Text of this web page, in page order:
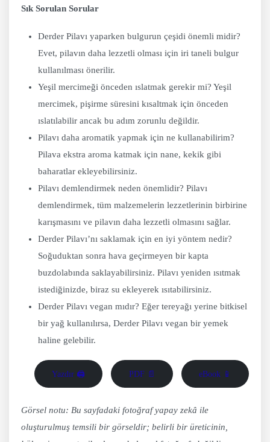
Sık Sorulan Sorular
Derder Pilavı yaparken bulgurun çeşidi önemli midir?
Evet, pilavın daha lezzetli olması için iri taneli bulgur
kullanılması önerilir.
Yeşil mercimeği önceden ıslatmak gerekir mi? Yeşil
mercimek, pişirme süresini kısaltmak için önceden
ıslatılabilir ancak bu adım zorunlu değildir.
Pilavı daha aromatik yapmak için ne kullanabilirim?
Pilava ekstra aroma katmak için nane, kekik gibi
baharatlar ekleyebilirsiniz.
Pilavı demlendirmek neden önemlidir? Pilavı
demlendirmek, tüm malzemelerin lezzetlerinin birbirine
karışmasını ve pilavın daha lezzetli olmasını sağlar.
Derder Pilavı’nı saklamak için en iyi yöntem nedir?
Soğuduktan sonra hava geçirmeyen bir kapta
buzdolabında saklayabilirsiniz. Pilavı yeniden ısıtmak
istediğinizde, biraz su ekleyerek ısıtabilirsiniz.
Derder Pilavı vegan mıdır? Eğer tereyağı yerine bitkisel
bir yağ kullanılırsa, Derder Pilavı vegan bir yemek
haline gelebilir.
Yazdır 🖨 PDF 📄 eBook 📱
Görsel notu: Bu sayfadaki fotoğraf yapay zekâ ile
oluşturulmuş temsili bir görseldir; belirli bir üreticinin,